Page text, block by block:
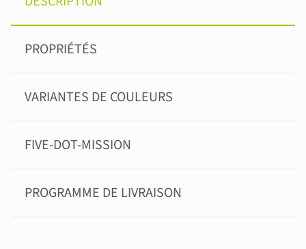
PROPRIÉTÉS
VARIANTES DE COULEURS
FIVE-DOT-MISSION
PROGRAMME DE LIVRAISON